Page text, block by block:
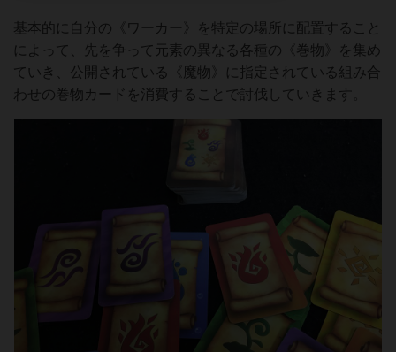
基本的に自分の《ワーカー》を特定の場所に配置すること
によって、先を争って元素の異なる各種の《巻物》を集め
ていき、公開されている《魔物》に指定されている組み合
わせの巻物カードを消費することで討伐していきます。